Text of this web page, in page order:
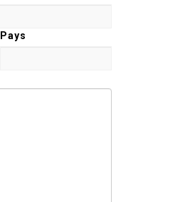
Pays